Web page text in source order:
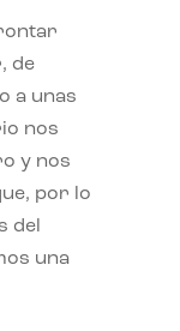
de
a unas
nos
y nos
por lo
del
una